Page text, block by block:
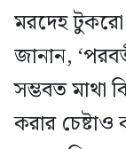
মরদেহ টুকরো
জানান,
সম্ভবত মাথা
করার